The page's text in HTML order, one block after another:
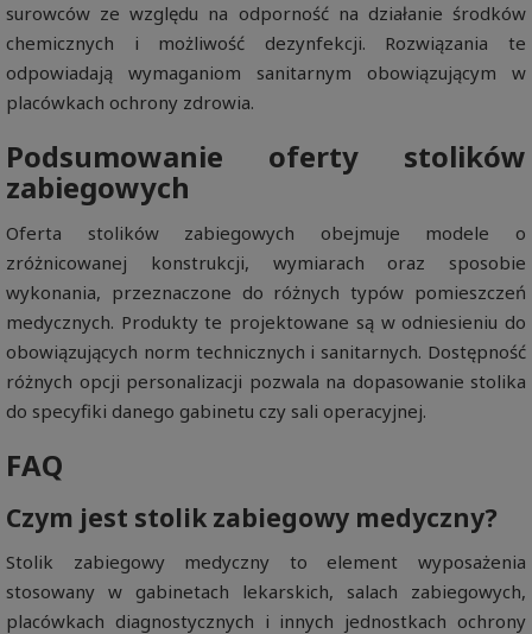
surowców ze względu na odporność na działanie środków
chemicznych i możliwość dezynfekcji. Rozwiązania te
odpowiadają wymaganiom sanitarnym obowiązującym w
placówkach ochrony zdrowia.
Podsumowanie oferty stolików
zabiegowych
Oferta stolików zabiegowych obejmuje modele o
zróżnicowanej konstrukcji, wymiarach oraz sposobie
wykonania, przeznaczone do różnych typów pomieszczeń
medycznych. Produkty te projektowane są w odniesieniu do
obowiązujących norm technicznych i sanitarnych. Dostępność
różnych opcji personalizacji pozwala na dopasowanie stolika
do specyfiki danego gabinetu czy sali operacyjnej.
FAQ
Czym jest stolik zabiegowy medyczny?
Stolik zabiegowy medyczny to element wyposażenia
stosowany w gabinetach lekarskich, salach zabiegowych,
placówkach diagnostycznych i innych jednostkach ochrony